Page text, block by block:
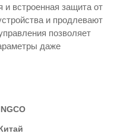
встроенная защита от
и продлевают
позволяет
даже